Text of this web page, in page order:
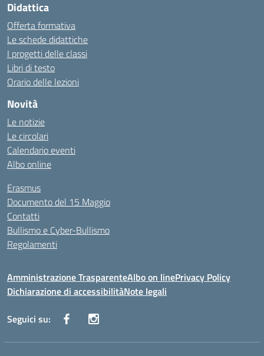
Didattica
Offerta formativa
Le schede didattiche
I progetti delle classi
Libri di testo
Orario delle lezioni
Novità
Le notizie
Le circolari
Calendario eventi
Albo online
Erasmus
Documento del 15 Maggio
Contatti
Bullismo e Cyber-Bullismo
Regolamenti
Amministrazione TrasparenteAlbo on linePrivacy Policy
Dichiarazione di accessibilitàNote legali
Seguici su: